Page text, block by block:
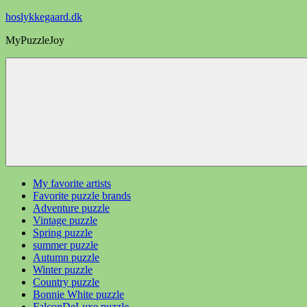
Videre
indhold
hoslykkegaard.dk
MyPuzzleJoy
My favorite artists
Favorite puzzle brands
Adventure puzzle
Vintage puzzle
Spring puzzle
summer puzzle
Autumn puzzle
Winter puzzle
Country puzzle
Bonnie White puzzle